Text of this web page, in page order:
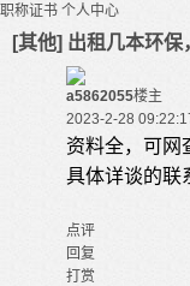
职称证书 个人中心
[其他] 出租几本环保
a5862055楼主
2023-2-28
资料全，可网
具体详谈的联
点评
回复
打赏